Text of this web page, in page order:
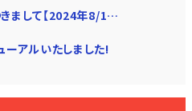
夏季休業につきまして【2024年8/10(土)〜18(日)】
ーアルいたしました!